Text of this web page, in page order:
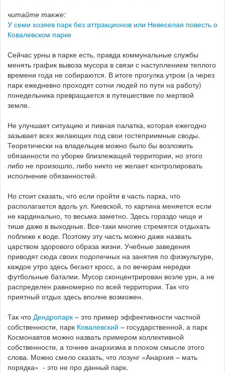
читайте также:
У семи хозяев парк без аттракционов или Невеселая повесть о
Ковалевском парке
Сейчас урны в парке есть, правда коммунальные службы
менять график вывоза мусора в связи с наступлением теплого
времени года не собираются. В итоге прогулка утром (а через
парк ежедневно проходят сотни людей по пути на работу)
понедельника превращается в путешествие по мертвой
земле.
Не улучшает ситуацию и пивная палатка, которая ежегодно
зазывает всех желающих под свои гостеприимные своды.
Теоретически на владельцев можно было бы возложить
обязанности по уборке близлежащей территории, но этого
либо не произошло, либо никто не желает контролировать
исполнение обязанностей.
Но стоит сказать, что если пройти в часть парка, что
располагается вдоль ул. Киевской, то картина меняется если
не кардинально, то весьма заметно. Здесь гораздо чище и
тише даже в выходные. Все-таки многие стремятся отдыхать
поближе к воде. Поэтому эту часть можно даже назвать
царством здорового образа жизни. Учебные заведения
приводят сюда своих подопечных на занятия по физкультуре,
каждое утро здесь бегают кросс, а по вечерам нередки
футбольные баталии. Мусор сконцентрирован возле урн, а не
распределен равномерно по всей территории. Так что
приятный отдых здесь вполне возможен.
Так что Дендропарк – это пример эффективности частной
собственности, парк Ковалевский – государственной, а парк
Космонавтов можно назвать примером коллективной
собственности, а точнее анархизма в плохом смысле этого
слова. Можно смело сказать, что лозунг «Анархия – мать
порядка» - это не про данный парк.